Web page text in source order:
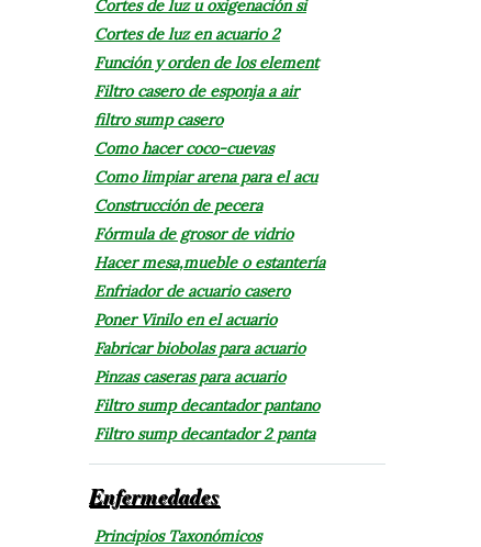
Cortes de luz u oxigenación si
Cortes de luz en acuario 2
Función y orden de los element
Filtro casero de esponja a air
filtro sump casero
Como hacer coco-cuevas
Como limpiar arena para el acu
Construcción de pecera
Fórmula de grosor de vidrio
Hacer mesa,mueble o estantería
Enfriador de acuario casero
Poner Vinilo en el acuario
Fabricar biobolas para acuario
Pinzas caseras para acuario
Filtro sump decantador pantano
Filtro sump decantador 2 panta
Enfermedades
Principios Taxonómicos